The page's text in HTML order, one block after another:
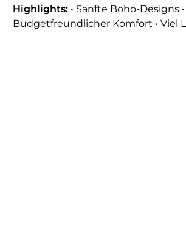
Highlights: • Sanfte Boho-Designs •
Budgetfreundlicher Komfort • Viel